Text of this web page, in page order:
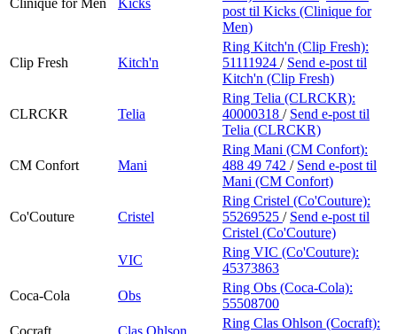
post til Kicks (Clinique for
Men)
Clip Fresh Kitch'n
Ring Kitch'n (Clip Fresh):
51111924 / Send e-post til
Kitch'n (Clip Fresh)
CLRCKR Telia
Ring Telia (CLRCKR):
40000318 / Send e-post til
Telia (CLRCKR)
CM Confort Mani
Ring Mani (CM Confort):
488 49 742 / Send e-post til
Mani (CM Confort)
Co'Couture Cristel
Ring Cristel (Co'Couture):
55269525 / Send e-post til
Cristel (Co'Couture)
VIC
Ring VIC (Co'Couture):
45373863
Coca-Cola
Obs
Ring Obs (Coca-Cola):
55508700
Cocraft
Clas Ohlson
Ring Clas Ohlson (Cocraft):